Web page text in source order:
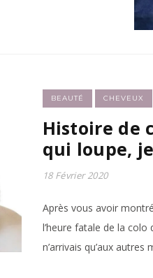
BEAUTÉ CHEVEUX
Histoire de
qui loupe,
18 Février 2020
Après vous avoir
l’heure fatale de la
n’arrivais qu’aux autres